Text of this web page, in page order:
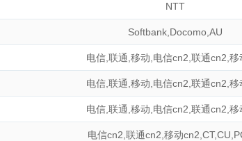
NTT
Softbank Docomo AU
电信, 联通 移动 电信cn2 联通cn2 移
电信, 联通 移动 电信cn2 联通cn2 移
电信, 联通 移动 电信cn2 联通cn2 移
电信cn2 联通cn2 移动cn2 CT,CU